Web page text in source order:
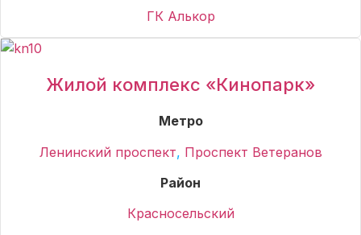
ГК Алькор
Жилой комплекс «Кинопарк»
Метро
Ленинский проспект, Проспект Ветеранов
Район
Красносельский